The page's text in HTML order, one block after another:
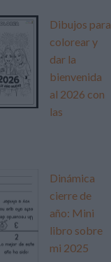
Dibujos para
colorear y
dar la
bienvenida
al 2026 con
las
Dinámica
cierre de
año: Mini
libro sobre
mi 2025